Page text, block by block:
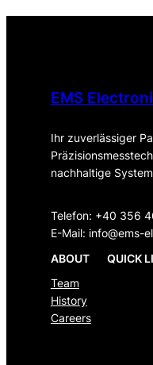
EMS
Ihr zuverlässiger
nachhaltige
Telefon: +40 356
E-Mail: info@ems-
ABOUT
Team
History
Careers
QUICK